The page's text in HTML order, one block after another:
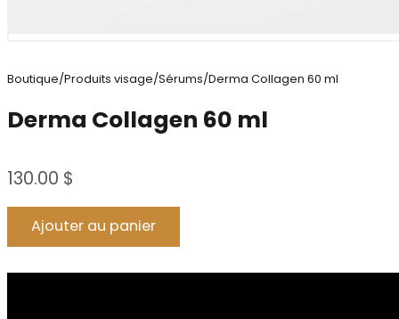
Boutique/Produits visage/Sérums/Derma Collagen 60 ml
Derma Collagen 60 ml
130.00 $
Ajouter au panier
Alternative: